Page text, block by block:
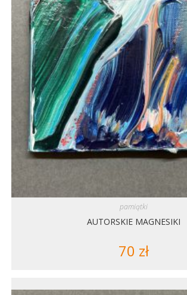
pamiątki
AUTORSKIE MAGNESIKI
70 zł